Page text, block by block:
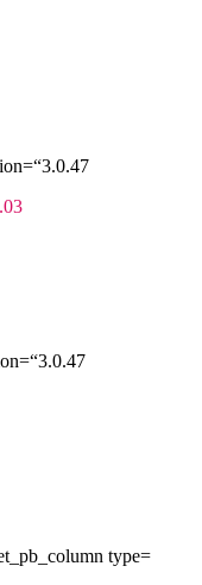
type=